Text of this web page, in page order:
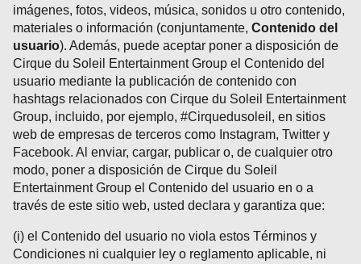
imágenes, fotos, videos, música, sonidos u otro contenido,
materiales o información (conjuntamente, Contenido del
usuario). Además, puede aceptar poner a disposición de
Cirque du Soleil Entertainment Group el Contenido del
usuario mediante la publicación de contenido con
hashtags relacionados con Cirque du Soleil Entertainment
Group, incluido, por ejemplo, #Cirquedusoleil, en sitios
web de empresas de terceros como Instagram, Twitter y
Facebook. Al enviar, cargar, publicar o, de cualquier otro
modo, poner a disposición de Cirque du Soleil
Entertainment Group el Contenido del usuario en o a
través de este sitio web, usted declara y garantiza que:
(i) el Contenido del usuario no viola estos Términos y
Condiciones ni cualquier ley o reglamento aplicable, ni